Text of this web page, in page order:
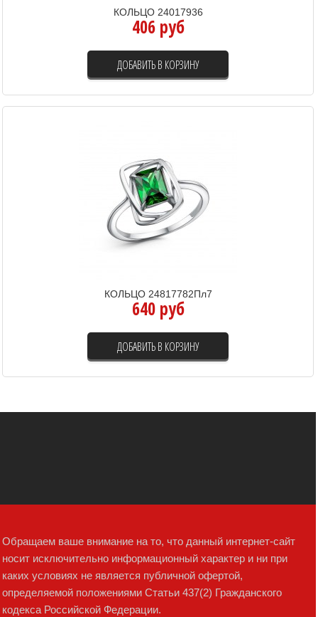
КОЛЬЦО 24017936
406 руб
ДОБАВИТЬ В КОРЗИНУ
КОЛЬЦО 24817782Пл7
640 руб
ДОБАВИТЬ В КОРЗИНУ
Обращаем ваше внимание на то, что данный интернет-сайт
носит исключительно информационный характер и ни при
каких условиях не является публичной офертой,
определяемой положениями Статьи 437(2) Гражданского
кодекса Российской Федерации.